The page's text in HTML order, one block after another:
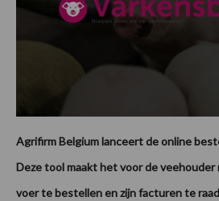
Agrifirm Belgium lanceert de online
Deze tool maakt het voor de
voer te bestellen en zijn facturen te